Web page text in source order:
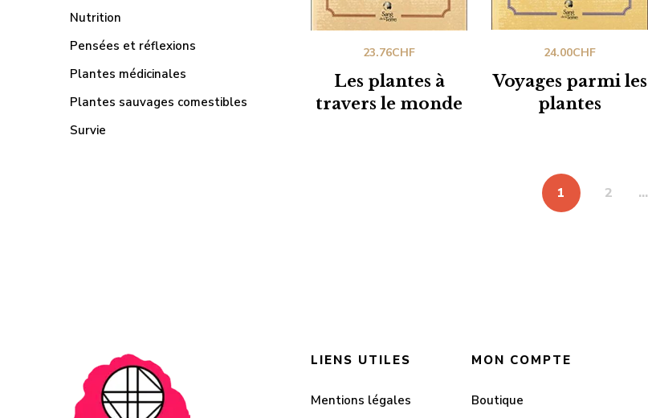
Les plantes à
travers le monde
23.76CHF
Voyages parmi les
plantes
24.00CHF
1 2 …
Nutrition
Pensées et réflexions
Plantes médicinales
Plantes sauvages comestibles
Survie
LIENS UTILES
Mentions légales
MON COMPTE
Boutique